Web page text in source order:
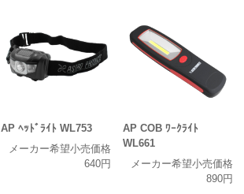
AP ﾍｯﾄﾞﾗｲﾄ WL753
メーカー希望小売価格
640円
AP COB ﾜｰｸﾗｲﾄ
WL661
メーカー希望小売価格
890円